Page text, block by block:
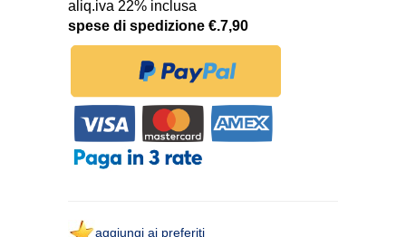
aliq.iva 22% inclusa
spese di spedizione €.7,90
aggiungi ai preferiti